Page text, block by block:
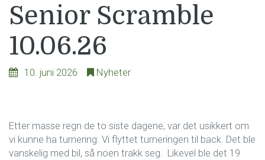
Senior Scramble
10.06.26
10. juni 2026 Nyheter
Etter masse regn de to siste dagene, var det usikkert om
vi kunne ha turnering. Vi flyttet turneringen til back. Det ble
vanskelig med bil, så noen trakk seg. Likevel ble det 19